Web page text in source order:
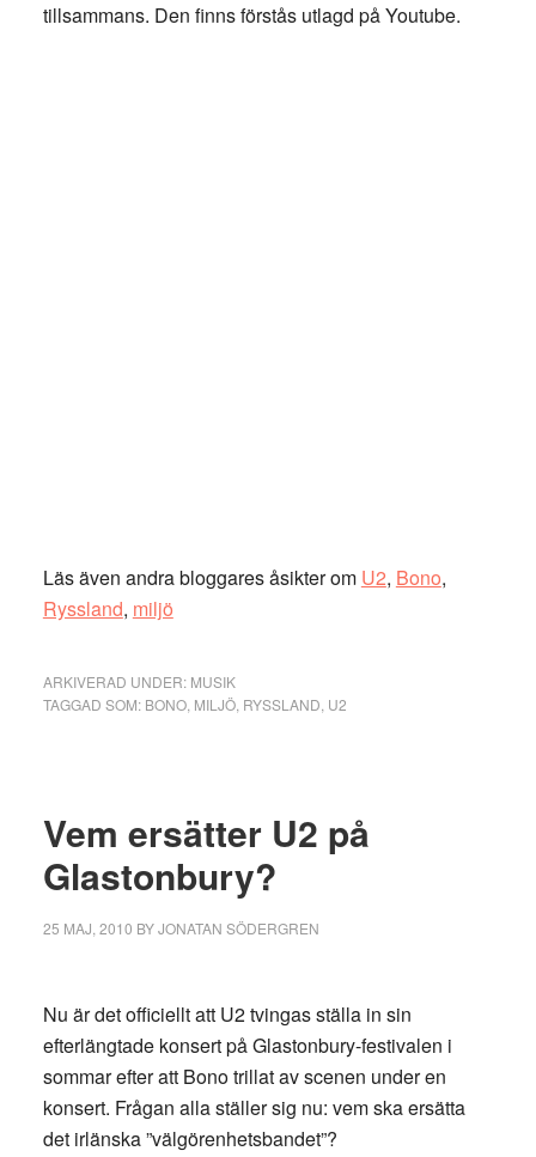
tillsammans. Den finns förstås utlagd på Youtube.
Läs även andra bloggares åsikter om U2, Bono,
Ryssland, miljö
ARKIVERAD UNDER: MUSIK
TAGGAD SOM: BONO, MILJÖ, RYSSLAND U2
Vem ersätter U2 på
Glastonbury?
25 MAJ, 2010 BYJONATAN SÖDERGREN
Nu är det officiellt att U2 tvingas ställa in sin
efterlängtade konsert på Glastonbury-festivalen i
sommar efter att Bono trillat av scenen under en
konsert. Frågan alla ställer sig nu: vem ska ersätta
det irlänska ”välgörenhetsbandet”?